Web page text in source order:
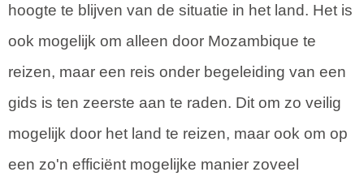
hoogte te blijven van de situatie in het land. Het is
ook mogelijk om alleen door Mozambique te
reizen, maar een reis onder begeleiding van een
gids is ten zeerste aan te raden. Dit om zo veilig
mogelijk door het land te reizen, maar ook om op
een zo'n efficiënt mogelijke manier zoveel